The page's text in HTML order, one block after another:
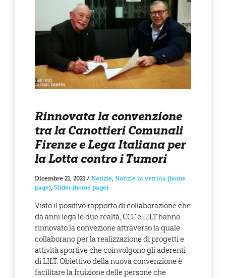
Rinnovata la convenzione
tra la Canottieri Comunali
Firenze e Lega Italiana per
la Lotta contro i Tumori
Dicembre 21, 2021 / Notizie, Notizie in vetrina (home
page), Slider (home page)
Visto il positivo rapporto di collaborazione che
da anni lega le due realtà, CCF e LILT hanno
rinnovato la convezione attraverso la quale
collaborano per la realizzazione di progetti e
attività sportive che coinvolgono gli aderenti
di LILT. Obiettivo della nuova convenzione è
facilitare la fruizione delle persone che